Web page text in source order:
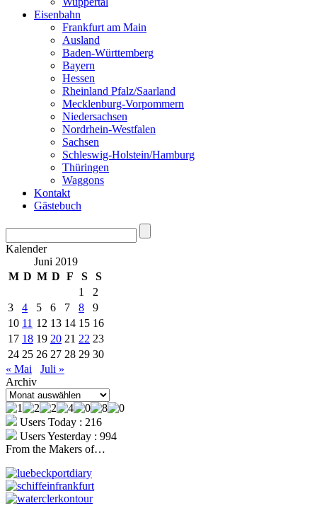
Eisenbahn
Frankfurt am Main
Ausland
Baden-Württemberg
Bayern
Hessen
Rheinland Pfalz/Saarland
Mecklenburg-Vorpommern
Niedersachsen
Nordrhein-Westfalen
Sachsen
Schleswig-Holstein/Hamburg
Thüringen
Waggons
Kontakt
Gästebuch
Kalender
Juni 2019
M D M D F S
S
1
2
3
4 5 6 7 8
9
10 11 12 13 14 15 16
17 18 19 20 21 22 23
24 25 26 27 28 29 30
« Mai
Juli »
Archiv
Archiv
Users Today : 216
Users Yesterday : 994
From the Makers of…